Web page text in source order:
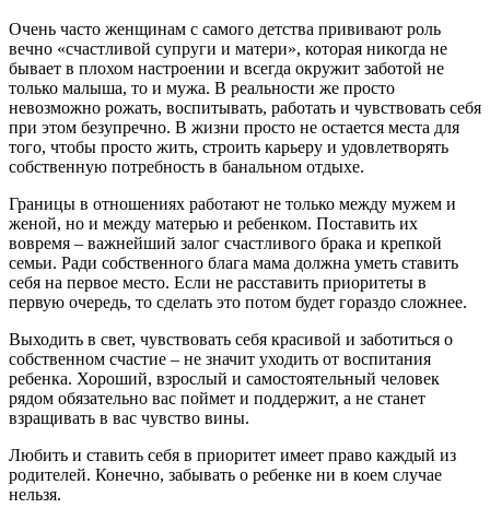
Очень часто женщинам с самого детства прививают роль
вечно «счастливой супруги и матери», которая никогда не
бывает в плохом настроении и всегда окружит заботой не
только малыша, то и мужа. В реальности же просто
невозможно рожать, воспитывать, работать и чувствовать себя
при этом безупречно. В жизни просто не остается места для
того, чтобы просто жить, строить карьеру и удовлетворять
собственную потребность в банальном отдыхе.
Границы в отношениях работают не только между мужем и
женой, но и между матерью и ребенком. Поставить их
вовремя – важнейший залог счастливого брака и крепкой
семьи. Ради собственного блага мама должна уметь ставить
себя на первое место. Если не расставить приоритеты в
первую очередь, то сделать это потом будет гораздо сложнее.
Выходить в свет, чувствовать себя красивой и заботиться о
собственном счастие – не значит уходить от воспитания
ребенка. Хороший, взрослый и самостоятельный человек
рядом обязательно вас поймет и поддержит, а не станет
взращивать в вас чувство вины.
Любить и ставить себя в приоритет имеет право каждый из
родителей. Конечно, забывать о ребенке ни в коем случае
нельзя.